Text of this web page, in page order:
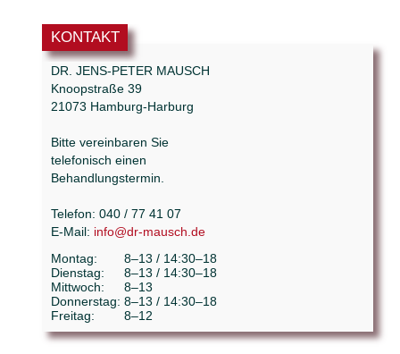
KONTAKT
DR. JENS-PETER MAUSCH
Knoopstraße 39
21073 Hamburg-Harburg
Bitte vereinbaren Sie
telefonisch einen
Behandlungstermin.
Telefon: 040 / 77 41 07
E-Mail: info@dr-mausch.de
Montag:
8–13 / 14:30–18
Dienstag:
8–13 / 14:30–18
Mittwoch:
8–13
Donnerstag: 8–13 / 14:30–18
Freitag:
8–12